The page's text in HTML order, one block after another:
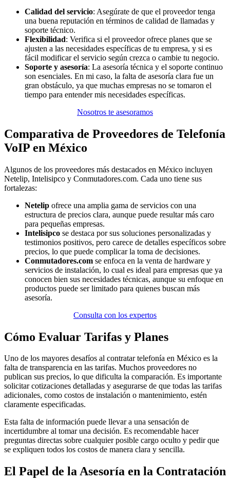
Calidad del servicio: Asegúrate de que el proveedor tenga
una buena reputación en términos de calidad de llamadas y
soporte técnico.
Flexibilidad: Verifica si el proveedor ofrece planes que se
ajusten a las necesidades específicas de tu empresa, y si es
fácil modificar el servicio según crezca o cambie tu negocio.
Soporte y asesoría: La asesoría técnica y el soporte continuo
son esenciales. En mi caso, la falta de asesoría clara fue un
gran obstáculo, ya que muchas empresas no se tomaron el
tiempo para entender mis necesidades específicas.
Nosotros te asesoramos
Comparativa de Proveedores de Telefonía
VoIP en México
Algunos de los proveedores más destacados en México incluyen
Netelip, Intelisipco y Conmutadores.com. Cada uno tiene sus
fortalezas:
Netelip ofrece una amplia gama de servicios con una
estructura de precios clara, aunque puede resultar más caro
para pequeñas empresas.
Intelisipco se destaca por sus soluciones personalizadas y
testimonios positivos, pero carece de detalles específicos sobre
precios, lo que puede complicar la toma de decisiones.
Conmutadores.com se enfoca en la venta de hardware y
servicios de instalación, lo cual es ideal para empresas que ya
conocen bien sus necesidades técnicas, aunque su enfoque en
productos puede ser limitado para quienes buscan más
asesoría.
Consulta con los expertos
Cómo Evaluar Tarifas y Planes
Uno de los mayores desafíos al contratar telefonía en México es la
falta de transparencia en las tarifas. Muchos proveedores no
publican sus precios, lo que dificulta la comparación. Es importante
solicitar cotizaciones detalladas y asegurarse de que todas las tarifas
adicionales, como costos de instalación o mantenimiento, estén
claramente especificadas.
Esta falta de información puede llevar a una sensación de
incertidumbre al tomar una decisión. Es recomendable hacer
preguntas directas sobre cualquier posible cargo oculto y pedir que
se expliquen todos los costos de manera clara y sencilla.
El Papel de la Asesoría en la Contratación